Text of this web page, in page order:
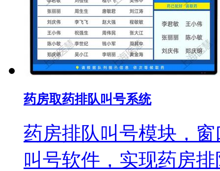
药房取药排队叫号系统
药房排队叫号模块，
叫号软件，实现药房